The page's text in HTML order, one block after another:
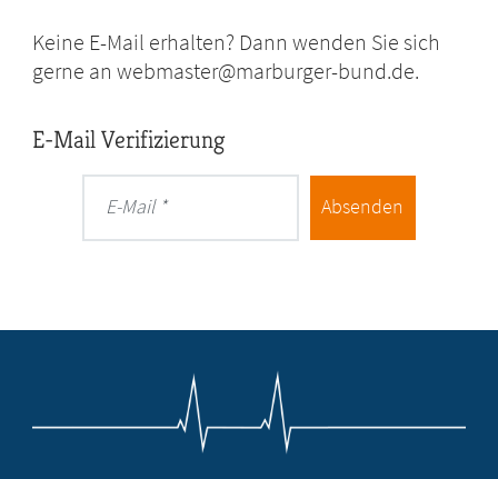
Keine E-Mail erhalten? Dann wenden Sie sich
gerne an webmaster@marburger-bund.de.
E-Mail Verifizierung
E-Mail Absenden